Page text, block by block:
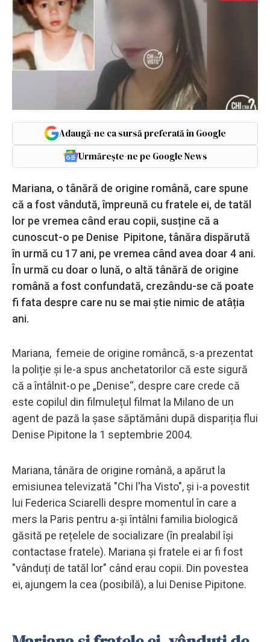
Adaugă-ne ca sursă preferată în Google
Urmărește-ne pe Google News
Mariana, o tânără de origine română, care spune
că a fost vândută, împreună cu fratele ei, de tatăl
lor pe vremea când erau copii, susține că a
cunoscut-o pe Denise Pipitone, tânăra dispărută
în urmă cu 17 ani, pe vremea când avea doar 4 ani.
În urmă cu doar o lună, o altă tânără de origine
română a fost confundată, crezându-se că poate
fi fata despre care nu se mai știe nimic de atâția
ani.
Mariana, femeie de origine româncă, s-a prezentat
la poliție și le-a spus anchetatorilor că este sigură
că a întâlnit-o pe „Denise“, despre care crede că
este copilul din filmulețul filmat la Milano de un
agent de pază la șase săptămâni după dispariția flui
Denise Pipitone la 1 septembrie 2004.
Mariana, tânăra de origine română, a apărut la
emisiunea televizată "Chi l'ha Visto", și i-a povestit
lui Federica Sciarelli despre momentul în care a
mers la Paris pentru a-și întâlni familia biologică
găsită pe rețelele de socializare (în prealabil își
contactase fratele). Mariana și fratele ei ar fi fost
"vânduți de tatăl lor" când erau copii. Din povestea
ei, ajungem la cea (posibilă), a lui Denise Pipitone.